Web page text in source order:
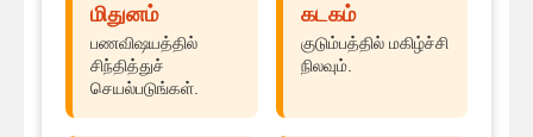
மிதுனம்
பணவிஷயத்தில்
சிந்தித்துச்
செயல்படுங்கள்.
கடகம்
குடும்பத்தில் மகிழ்ச்சி
நிலவும்.